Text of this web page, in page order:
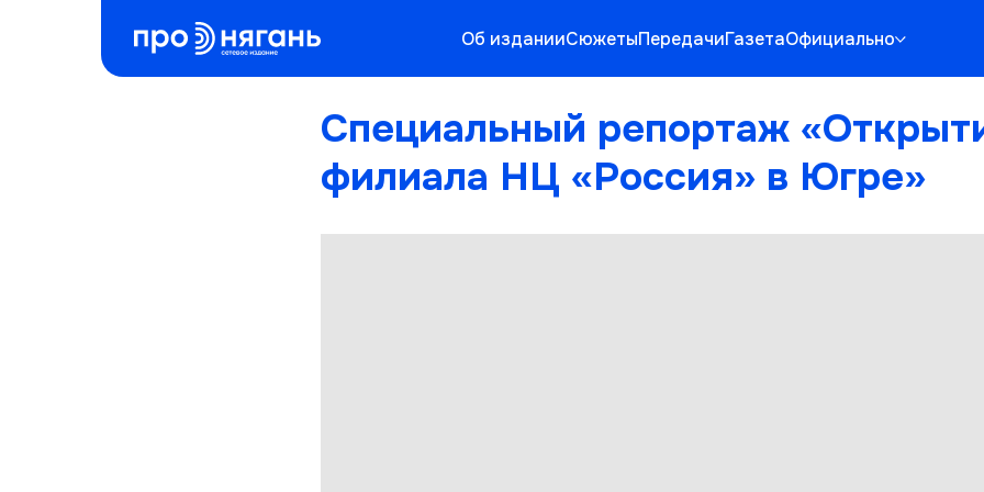
Об изданииСюжетыПередачиГазетаОфициально
Специальный репортаж
филиала НЦ «Россия» в Югре»